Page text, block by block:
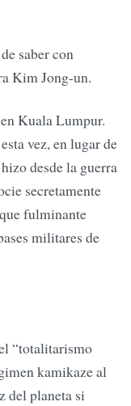
saber con
Kim Jong-un.
Kuala Lumpur.
vez, en lugar de
desde la guerra
secretamente
fulminante
militares de
“totalitarismo
kamikaze al
del planeta si